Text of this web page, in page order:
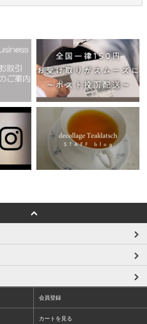
会員登録
カートを見る